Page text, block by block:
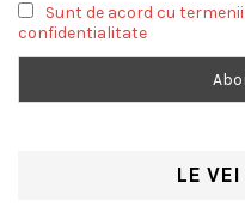
Sunt de acord cu
confidentialitate
LE